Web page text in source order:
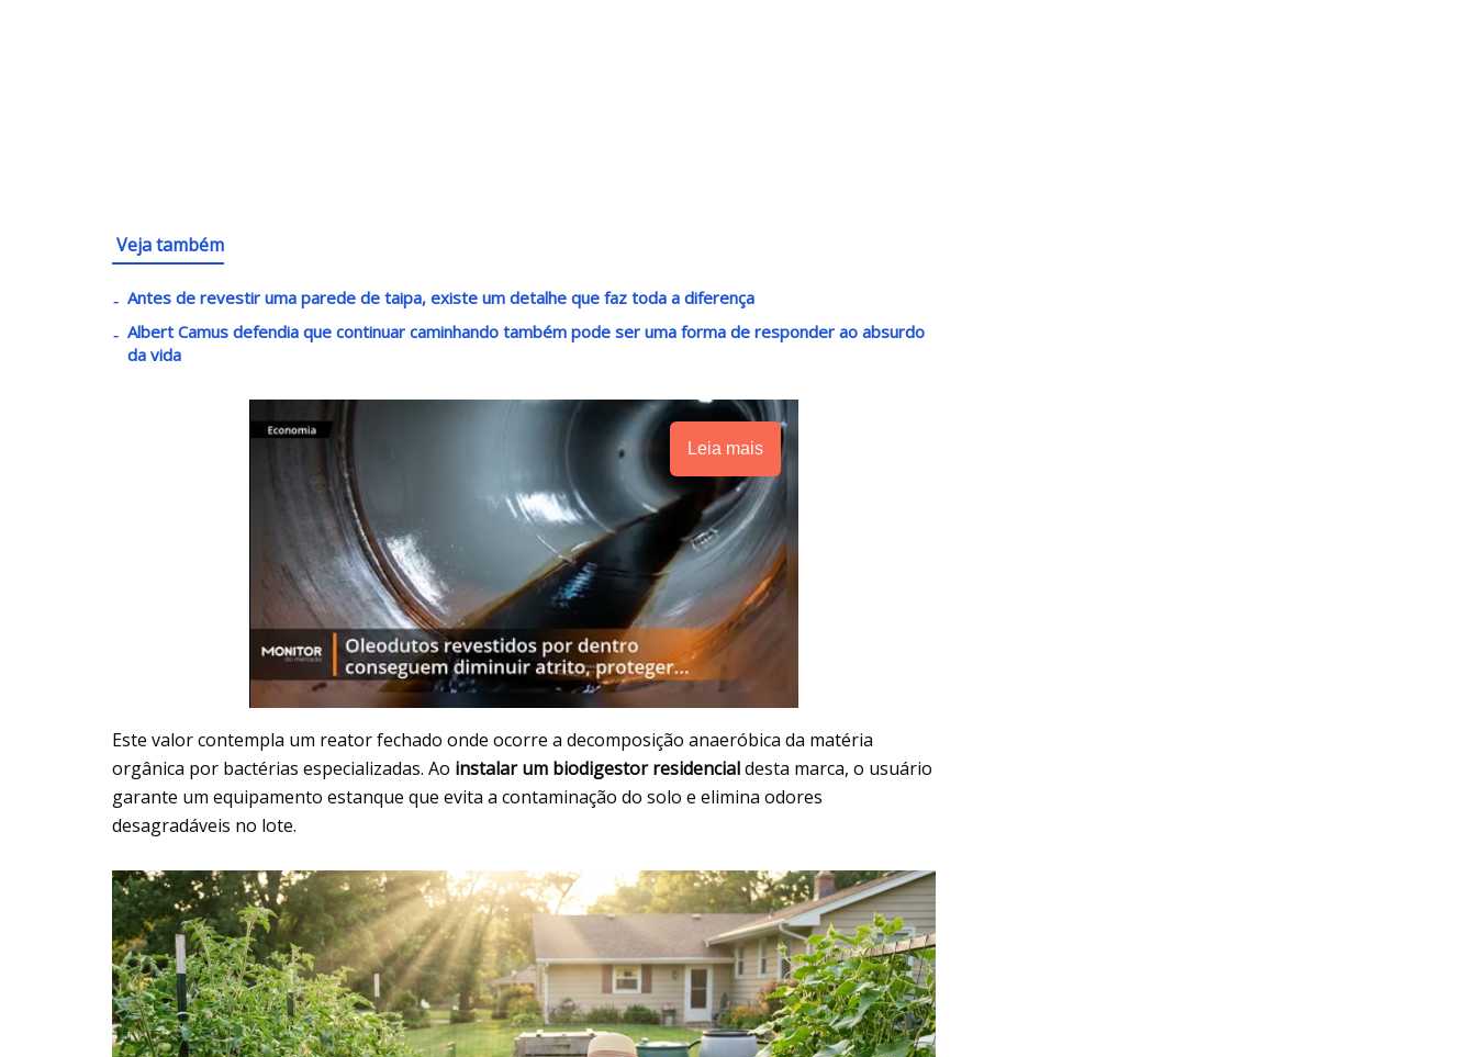
Veja também
Antes de revestir uma parede de taipa, existe um detalhe que faz toda a diferença
Albert Camus defendia que continuar caminhando também pode ser uma forma de responder ao absurdo
da vida
Leia mais
Este valor contempla um reator fechado onde ocorre a decomposição anaeróbica da matéria
orgânica por bactérias especializadas. Ao instalar um biodigestor residencialdesta marca, o usuário
garante um equipamento estanque que evita a contaminação do solo e elimina odores
desagradáveis no lote.